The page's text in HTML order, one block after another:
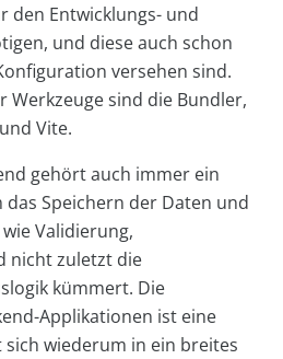
den Entwicklungs- und
und diese auch schon
versehen sind.
Werkzeuge sind die Bundler,
Vite.
gehört auch immer ein
das Speichern der Daten und
Validierung,
nicht zuletzt die
kümmert. Die
Applikationen ist eine
wiederum in ein breites